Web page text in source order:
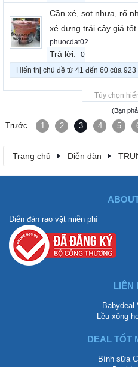
Cần xé, sọt nhựa, rổ
xé đựng trái cây giá
phuocdat02
Trả lời: 0
Hiển thị chủ đề từ 41 đến 60 của 923
Tùy chọn
(Bạn
Trước 1 2 3 4 5
Trang chủ Diễn đàn
Diễn đàn rao vặt miễn phí
LIÊN
Babydeal
Lều xông
DEAL TỐT
Bình sữa